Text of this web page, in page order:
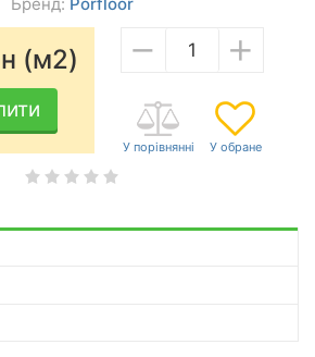
(м2) − +